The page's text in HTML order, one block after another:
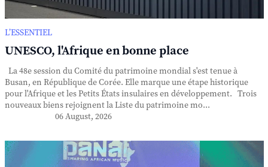
L’ESSENTIEL
UNESCO, l'Afrique en bonne place
La 48e session du Comité du patrimoine mondial s'est tenue à
Busan, en République de Corée. Elle marque une étape historique
pour l'Afrique et les Petits États insulaires en développement. Trois
nouveaux biens rejoignent la Liste du patrimoine mo...
06 August, 2026